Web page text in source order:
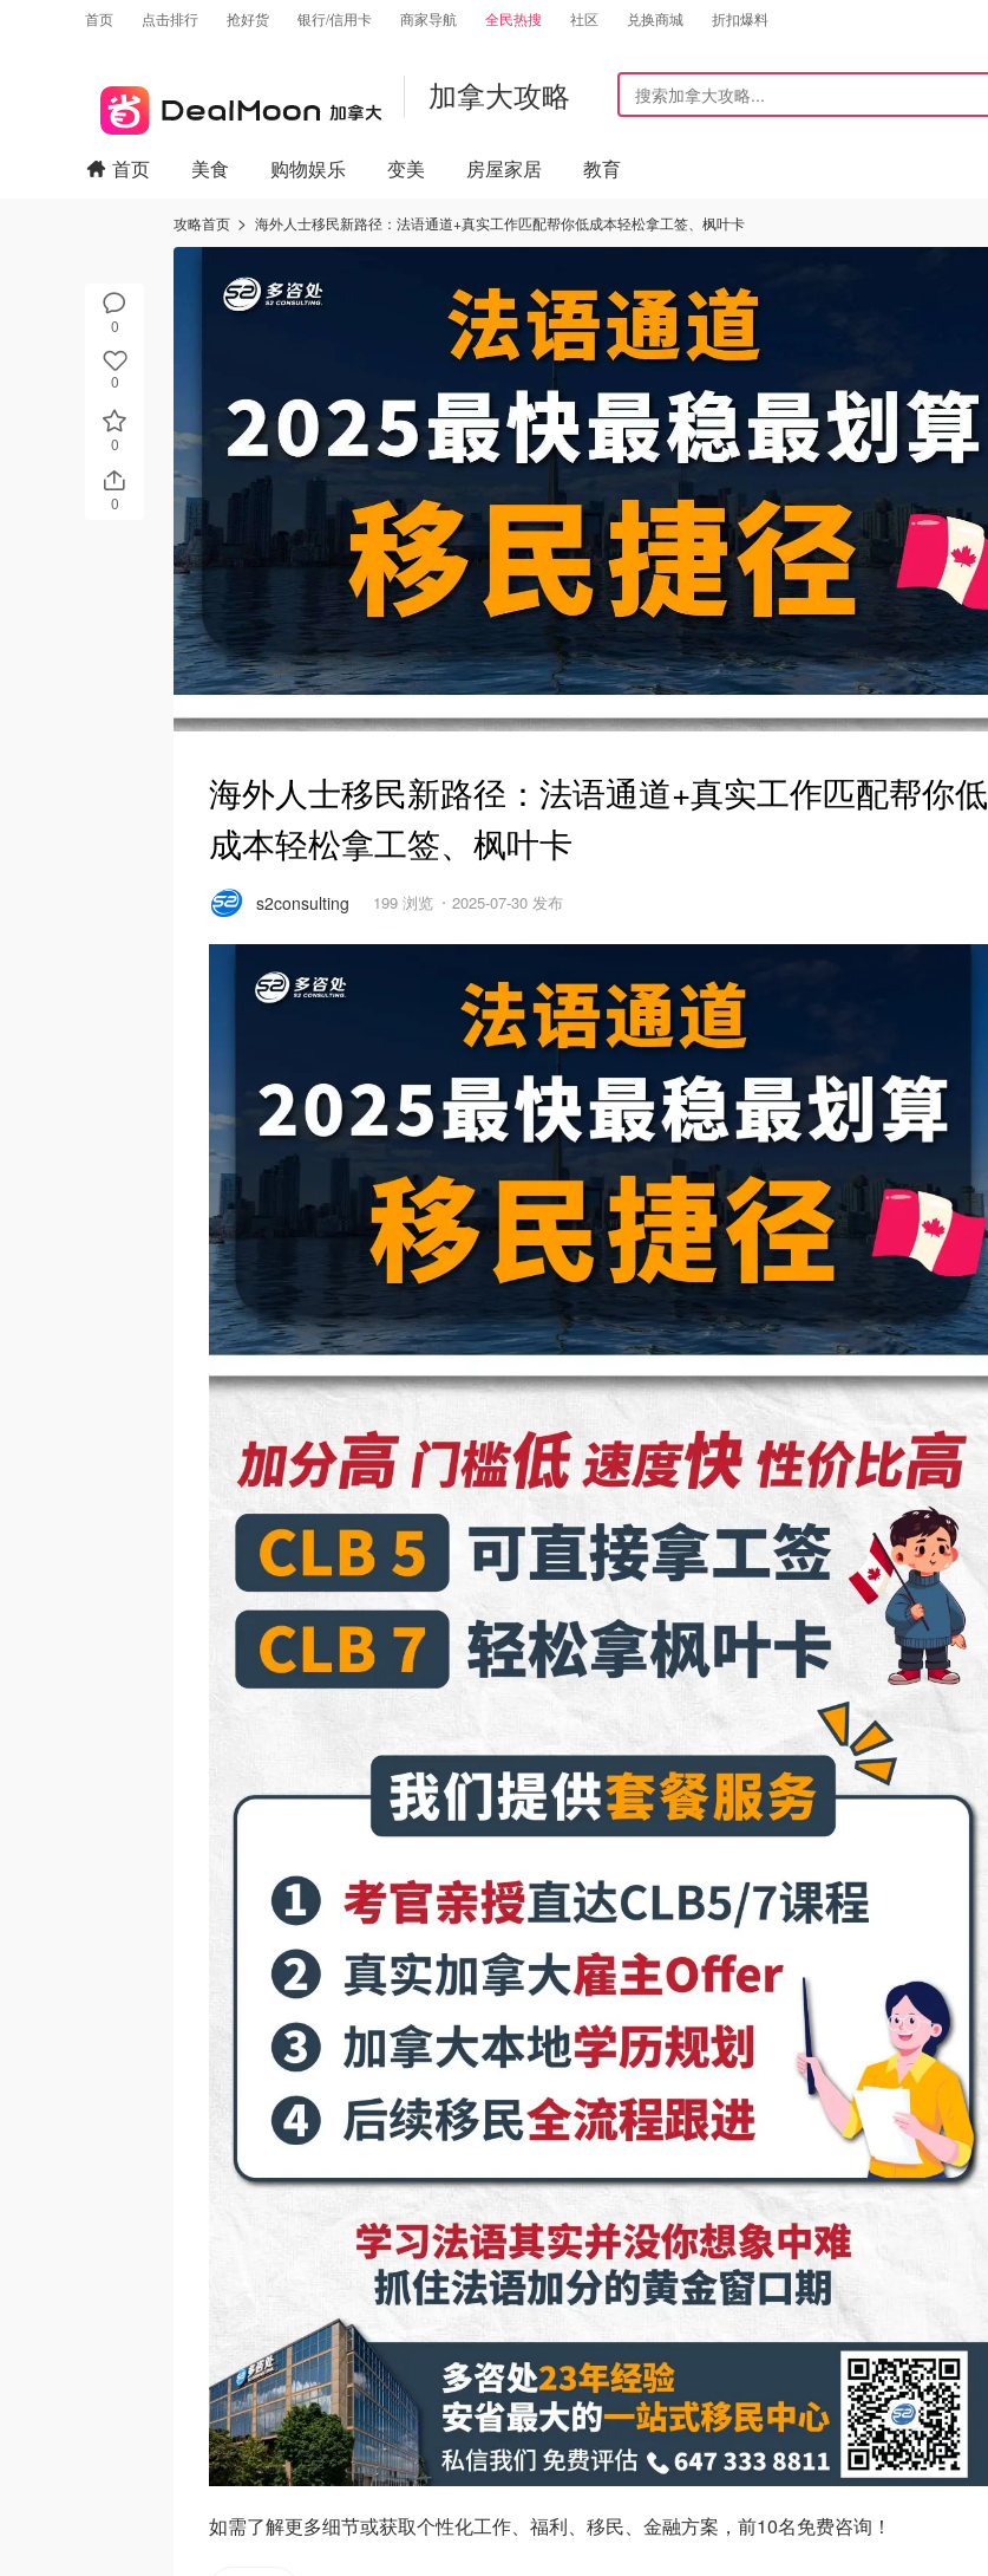
首页 点击排行 抢好货 银行/信用卡 商家导航 全民热搜 社区 兑换商城 折扣爆料
加拿大攻略
0
0
0
0
首页 美食 购物娱乐 变美 房屋家居 教育
攻略首页 海外人士移民新路径：法语通道+真实工作匹配帮你低成本轻松拿工签、枫叶卡
海外人士移民新路径：法语通道+真实工作匹配帮你低
成本轻松拿工签、枫叶卡
s2consulting 199 浏览 2025-07-30 发布
如需了解更多细节或获取个性化工作、福利、移民、金融方案，前10名免费咨询！